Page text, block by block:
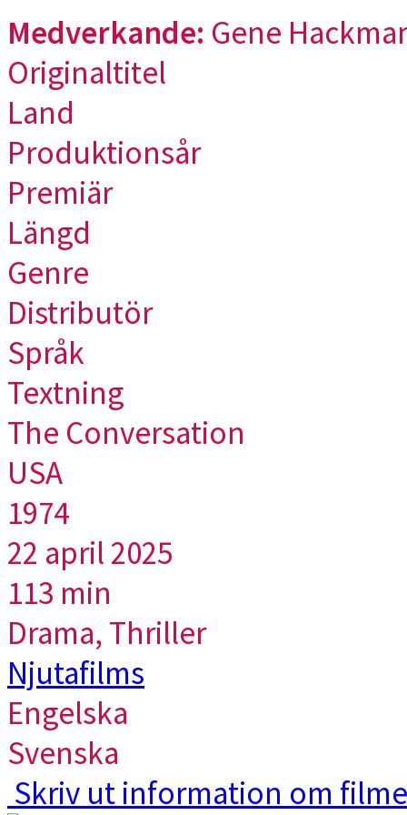
Medverkande: Gene
Originaltitel
Land
Produktionsår
Premiär
Längd
Genre
Distributör
Språk
Textning
The Conversation
USA
1974
22 april 2025
113 min
Drama, Thriller
Njutafilms
Engelska
Svenska
Skriv ut information om